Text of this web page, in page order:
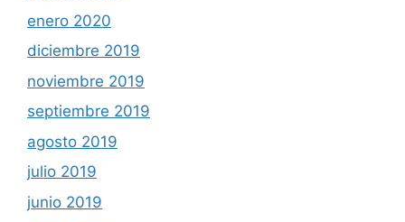
enero 2020
diciembre 2019
noviembre 2019
septiembre 2019
agosto 2019
julio 2019
junio 2019